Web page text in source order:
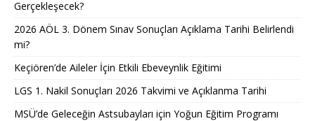
Gerçekleşecek?
2026 AÖL 3. Dönem Sınav Sonuçları Açıklama Tarihi Belirlendi
mi?
Keçiören’de Aileler İçin Etkili Ebeveynlik Eğitimi
LGS 1. Nakil Sonuçları 2026 Takvimi ve Açıklanma Tarihi
MSÜ’de Geleceğin Astsubayları için Yoğun Eğitim Programı